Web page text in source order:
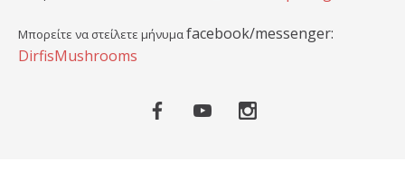
Μπορείτε να στείλετε μήνυμαfacebook/messenger:
DirfisMushrooms